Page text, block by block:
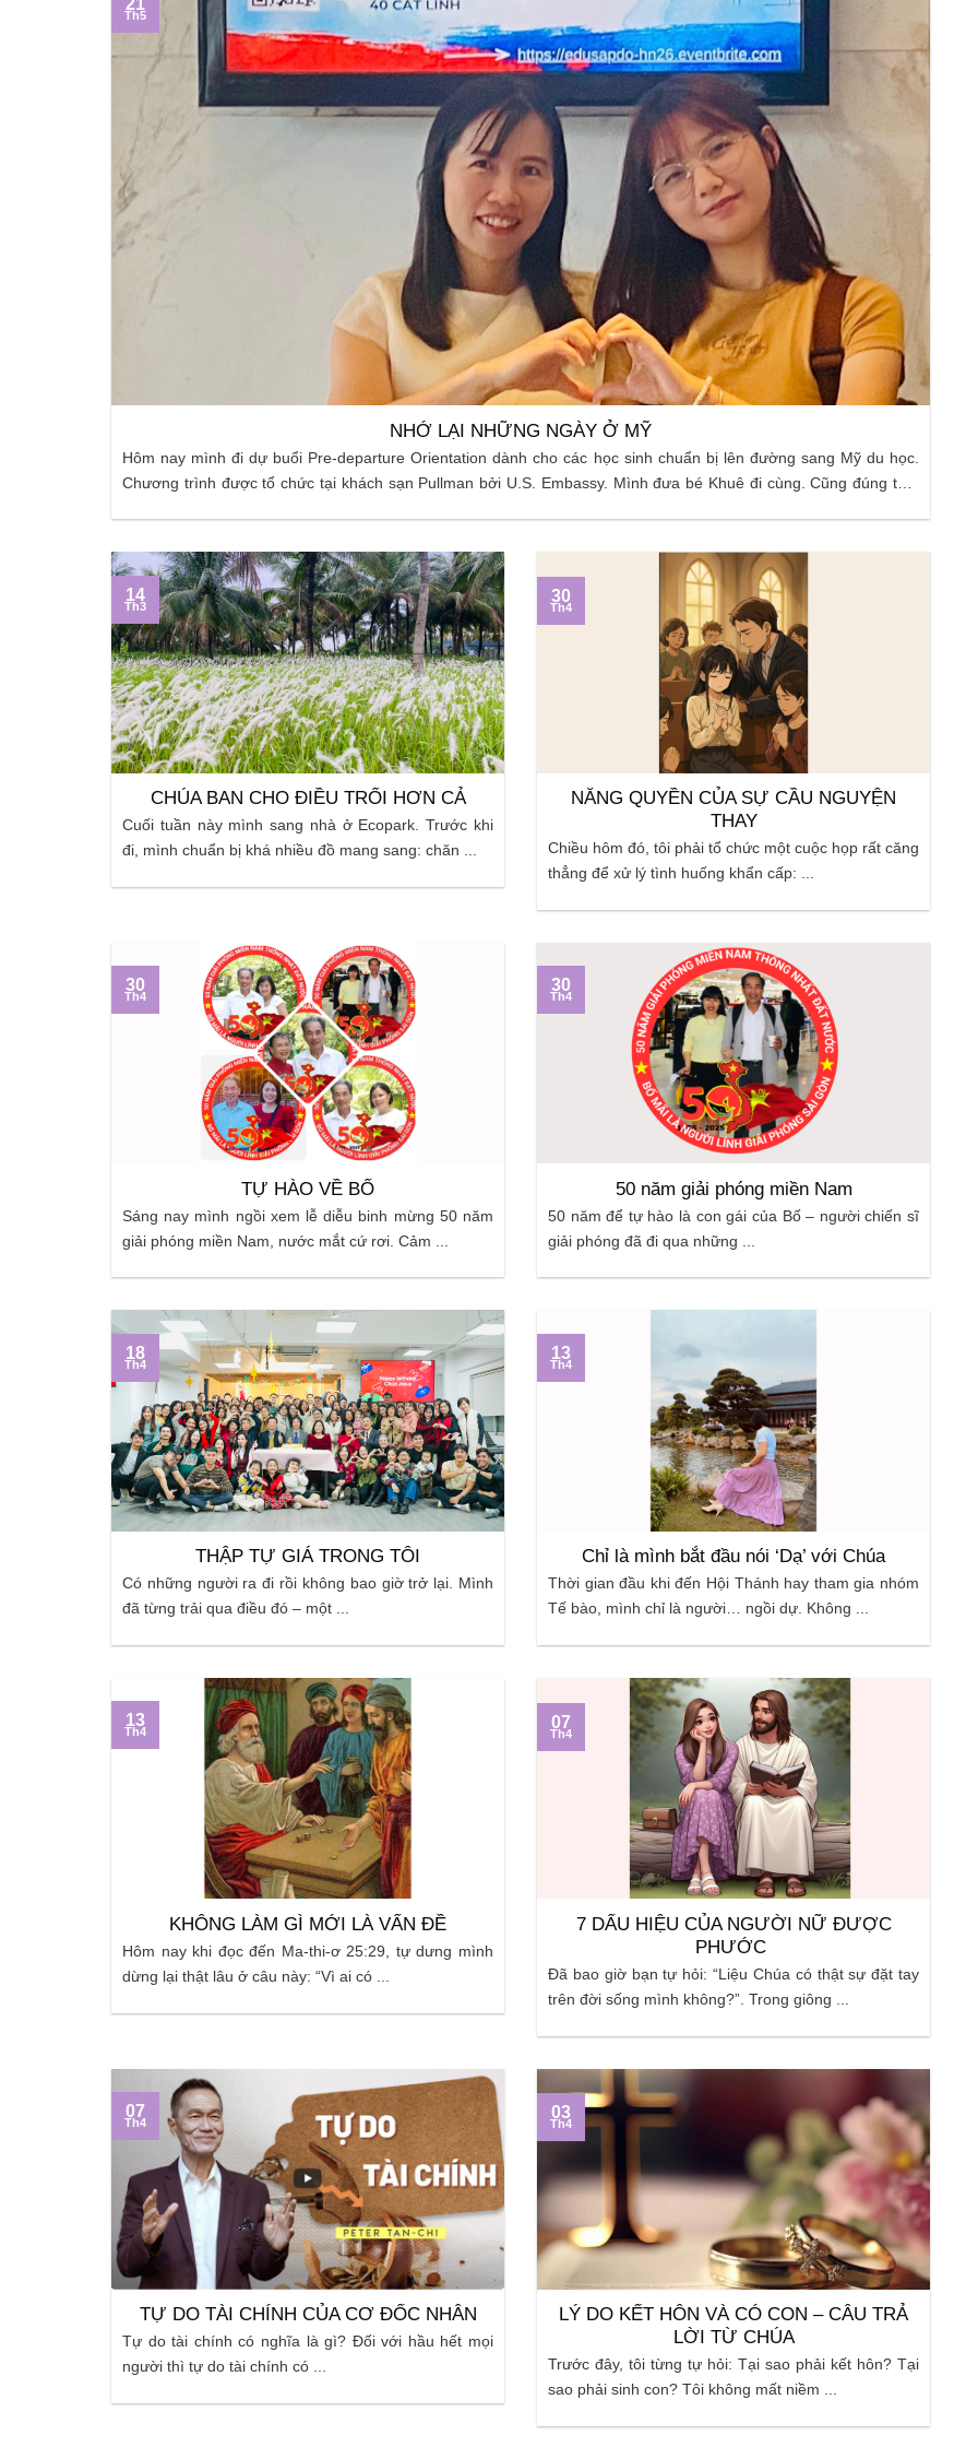
CHÚA BAN CHO ĐIỀU TRỔI HƠN CẢ
Cuối tuần này mình sang nhà ở Ecopark. Trước khi đi, mình chuẩn bị khá nhiều đồ mang sang: chăn vừa giặt
xong, sách vở, quần áo, đồ dùng bếp… Mình cố gắng sắp xếp thật gọn, áp dụng đủ kiểu “tip” gấp đồ và chia túi để
14
Th3
CHÚA BAN CHO ĐIỀU TRỔI HƠN CẢ
Cuối tuần này mình sang nhà ở Ecopark. Trước khi
đi, mình chuẩn bị khá nhiều đồ mang sang: chăn ...
14
Th3
NĂNG QUYỀN CỦA SỰ CẦU NGUYỆN
THAY
Chiều hôm đó, tôi phải tổ chức một cuộc họp rất căng
thẳng để xử lý tình huống khẩn cấp: ...
30
Th4
TỰ HÀO VỀ BỐ
Sáng nay mình ngồi xem lễ diễu binh mừng 50 năm
giải phóng miền Nam, nước mắt cứ rơi. Cảm ...
30
Th4
50 năm giải phóng miền Nam
50 năm để tự hào là con gái của Bố – người chiến sĩ
giải phóng đã đi qua những ...
30
Th4
THẬP TỰ GIÁ TRONG TÔI
Có những người ra đi rồi không bao giờ trở lại. Mình
đã từng trải qua điều đó – một ...
18
Th4
Chỉ là mình bắt đầu nói ‘Dạ’ với Chúa
Thời gian đầu khi đến Hội Thánh hay tham gia nhóm
Tế bào, mình chỉ là người… ngồi dự. Không ...
13
Th4
KHÔNG LÀM GÌ MỚI LÀ VẤN ĐỀ
Hôm nay khi đọc đến Ma-thi-ơ 25:29, tự dưng mình
dừng lại thật lâu ở câu này: “Vì ai có ...
13
Th4
7 DẤU HIỆU CỦA NGƯỜI NỮ ĐƯỢC
PHƯỚC
Đã bao giờ bạn tự hỏi: “Liệu Chúa có thật sự đặt tay
trên đời sống mình không?”. Trong giông ...
07
Th4
TỰ DO TÀI CHÍNH CỦA CƠ ĐỐC NHÂN
Tự do tài chính có nghĩa là gì? Đối với hầu hết mọi
người thì tự do tài chính có ...
07
Th4
LÝ DO KẾT HÔN VÀ CÓ CON – CÂU TRẢ
LỜI TỪ CHÚA
Trước đây, tôi từng tự hỏi: Tại sao phải kết hôn? Tại
sao phải sinh con? Tôi không mất niềm ...
03
Th4
NHỚ LẠI NHỮNG NGÀY Ở MỸ